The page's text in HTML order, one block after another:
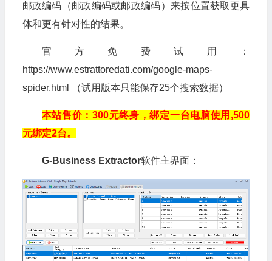
邮政编码（邮政编码或邮政编码）来按位置获取更具
体和更有针对性的结果。
官方免费试用：
https://www.estrattoredati.com/google-maps-
spider.html （试用版本只能保存25个搜索数据）
本站售价：300元终身，绑定一台电脑使用,500
元绑定2台。
G-Business Extractor软件主界面：